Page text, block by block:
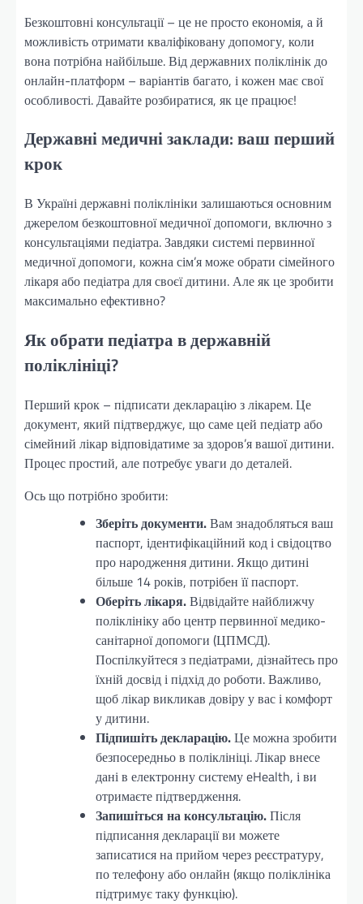
Безкоштовні консультації – це не просто економія, а й
можливість отримати кваліфіковану допомогу, коли
вона потрібна найбільше. Від державних поліклінік до
онлайн-платформ – варіантів багато, і кожен має свої
особливості. Давайте розбиратися, як це працює!
Державні медичні заклади: ваш перший
крок
В Україні державні поліклініки залишаються основним
джерелом безкоштовної медичної допомоги, включно з
консультаціями педіатра. Завдяки системі первинної
медичної допомоги, кожна сім’я може обрати сімейного
лікаря або педіатра для своєї дитини. Але як це зробити
максимально ефективно?
Як обрати педіатра в державній
поліклініці?
Перший крок – підписати декларацію з лікарем. Це
документ, який підтверджує, що саме цей педіатр або
сімейний лікар відповідатиме за здоров’я вашої дитини.
Процес простий, але потребує уваги до деталей.
Ось що потрібно зробити:
Зберіть документи.Вам знадобляться ваш
паспорт, ідентифікаційний код і свідоцтво
про народження дитини. Якщо дитині
більше 14 років, потрібен її паспорт.
Оберіть лікаря.Відвідайте найближчу
поліклініку або центр первинної медико-
санітарної допомоги (ЦПМСД).
Поспілкуйтеся з педіатрами, дізнайтесь про
їхній досвід і підхід до роботи. Важливо,
щоб лікар викликав довіру у вас і комфорт
у дитини.
Підпишіть декларацію.Це можна зробити
безпосередньо в поліклініці. Лікар внесе
дані в електронну систему eHealth, і ви
отримаєте підтвердження.
Запишіться на консультацію.Після
підписання декларації ви можете
записатися на прийом через реєстратуру,
по телефону або онлайн (якщо поліклініка
підтримує таку функцію).